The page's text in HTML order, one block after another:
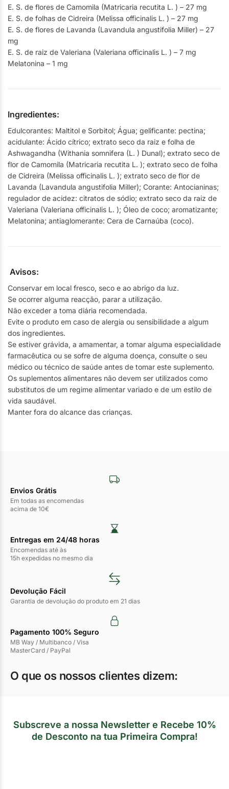
E. S. de flores de Camomila (Matricaria recutita L. ) – 27 mg
E. S. de folhas de Cidreira (Melissa officinalis L. ) – 27 mg
E. S. de flores de Lavanda (Lavandula angustifolia Miller) – 27
mg
E. S. de raiz de Valeriana (Valeriana officinalis L. ) – 7 mg
Melatonina – 1 mg
Ingredientes:
Edulcorantes: Maltitol e Sorbitol; Água; gelificante: pectina;
acidulante: Ácido cítrico; extrato seco da raiz e folha de
Ashwagandha (Withania somnifera (L. ) Dunal); extrato seco de
flor de Camomila (Matricaria recutita L. ); extrato seco de folha
de Cidreira (Melissa officinalis L. ); extrato seco de flor de
Lavanda (Lavandula angustifolia Miller); Corante: Antocianinas;
regulador de acidez: citratos de sódio; extrato seco da raiz de
Valeriana (Valeriana officinalis L. ); Óleo de coco; aromatizante;
Melatonina; antiaglomerante: Cera de Carnaúba (coco).
Avisos:
Conservar em local fresco, seco e ao abrigo da luz.
Se ocorrer alguma reacção, parar a utilização.
Não exceder a toma diária recomendada.
Evite o produto em caso de alergia ou sensibilidade a algum
dos ingredientes.
Se estiver grávida, a amamentar, a tomar alguma especialidade
farmacêutica ou se sofre de alguma doença, consulte o seu
médico ou técnico de saúde antes de tomar este suplemento.
Os suplementos alimentares não devem ser utilizados como
substitutos de um regime alimentar variado e de um estilo de
vida saudável.
Manter fora do alcance das crianças.
Envios Grátis
Em todas as encomendas
acima de 10€
Entregas em 24/48 horas​
Encomendas até às
15h expedidas no mesmo dia
Devolução Fácil
Garantia de devolução do produto em 21 dias
Pagamento 100% Seguro
MB Way / Multibanco / Visa
MasterCard / PayPal
O que os nossos clientes dizem:
Subscreve a nossa Newsletter e Recebe 10%
de Desconto na tua Primeira Compra!